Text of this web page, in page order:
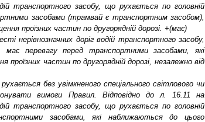
транспортного засобу, що рухається по головній
засобами (трамвай є транспортним засобом),
проїзних частин по другорядній дорозі. +(має)
нерівнозначних доріг водій транспортного засобу,
має перевагу перед транспортними засобами, які
частин по другорядній дорозі, незалежно від
без увімкненого спеціального світлового чи
вимоги Правил. Відповідно до л. 16.11 на
транспортного засобу, що рухається по головній
засобами, які наближаються до цього